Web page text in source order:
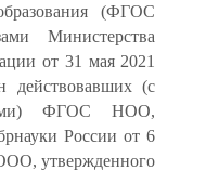
(ФГОС
Министерства
от 31 мая 2021
(с
ФГОС НОО,
России от 6
утвержденного